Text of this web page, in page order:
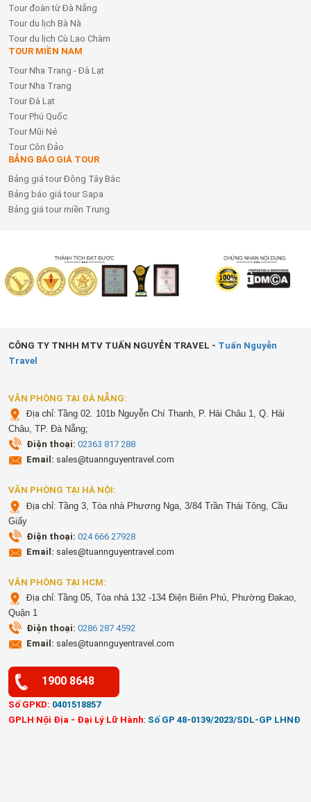
Tour đoàn từ Đà Nẵng
Tour du lịch Bà Nà
Tour du lịch Cù Lao Chàm
TOUR MIỀN NAM
Tour Nha Trang - Đà Lạt
Tour Nha Trang
Tour Đà Lạt
Tour Phú Quốc
Tour Mũi Né
Tour Côn Đảo
BẢNG BÁO GIÁ TOUR
Bảng giá tour Đông Tây Bắc
Bảng báo giá tour Sapa
Bảng giá tour miền Trung
CÔNG TY TNHH MTV TUẤN NGUYỄN TRAVEL - Tuấn Nguyễn
Travel
VĂN PHÒNG TẠI ĐÀ NẴNG:
Địa chỉ:Tầng 02. 101b Nguyễn Chí Thanh, P. Hải Châu 1, Q. Hải
Châu, TP. Đà Nẵng;
Điện thoại: 02363 817 288
Email: sales@tuannguyentravel.com
VĂN PHÒNG TẠI HÀ NỘI:
Địa chỉ: Tầng 3, Tòa nhà Phương Nga, 3/84 Trần Thái Tông, Cầu
Giấy
Điện thoại: 024 666 27928
Email: sales@tuannguyentravel.com
VĂN PHÒNG TẠI HCM:
Địa chỉ:Tầng 05, Tòa nhà 132 -134 Điện Biên Phủ, Phường Đakao,
Quận 1
Điện thoại: 0286 287 4592
Email: sales@tuannguyentravel.com
1900 8648
Số GPKD: 0401518857
GPLH Nội Địa - Đại Lý Lữ Hành: Số GP 48-0139/2023/SDL-GP LHNĐ